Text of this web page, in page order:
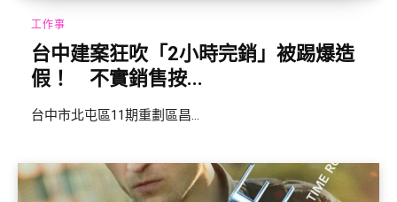
工作事
台中建案狂吹「2小時完銷」被踢爆造
假！ 不實銷售按...
台中市北屯區11期重劃區昌...